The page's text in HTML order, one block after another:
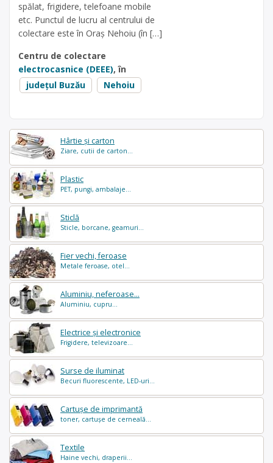
Hârtie și carton
Ziare, cutii de carton...
Plastic
PET, pungi, ambalaje...
Sticlă
Sticle, borcane, geamuri...
Fier vechi, feroase
Metale feroase, otel...
Aluminiu, neferoase...
Aluminiu, cupru...
Electrice și electronice
Frigidere, televizoare...
Surse de iluminat
Becuri fluorescente, LED-uri...
Cartușe de imprimantă
toner, cartușe de cerneală...
Textile
Haine vechi, draperii...
spălat, frigidere, telefoane mobile
etc. Punctul de lucru al centrului de
colectare este în Oraş Nehoiu (în […]
Centru de colectare
electrocasnice (DEEE), în
județul Buzău
Nehoiu